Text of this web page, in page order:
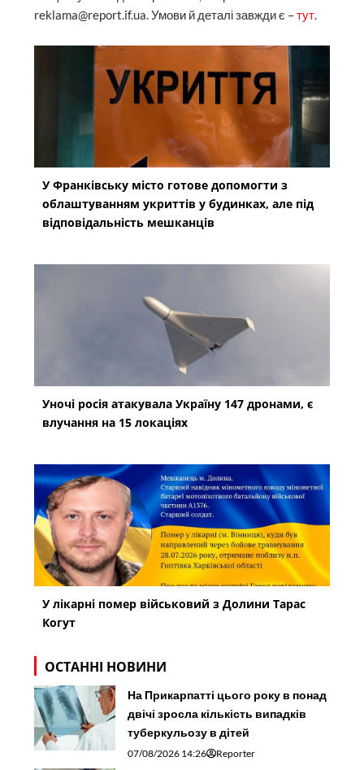
reklama@report.if.ua. Умови й деталі завжди є –тут.
У Франківську місто готове допомогти з
облаштуванням укриттів у будинках, але під
відповідальність мешканців
Уночі росія атакувала Україну 147 дронами, є
влучання на 15 локаціях
У лікарні помер військовий з Долини Тарас
Когут
ОСТАННІ НОВИНИ
На Прикарпатті цього року в понад
двічі зросла кількість випадків
туберкульозу в дітей
07/08/2026 14:26 Reporter